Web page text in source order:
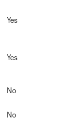
Yes
Yes
No
No